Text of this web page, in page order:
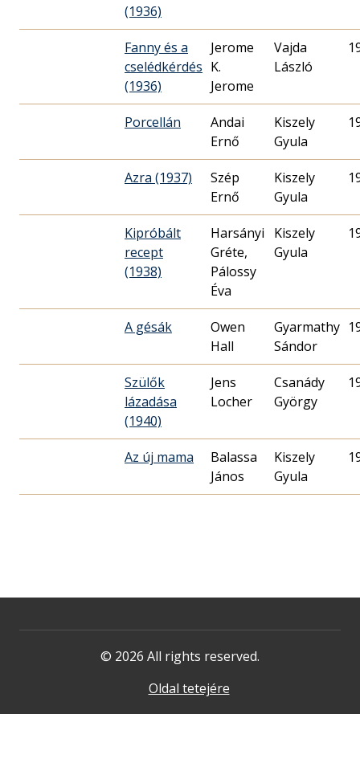
(1936)
Fanny és a
cselédkérdés
(1936)
Jerome
K.
Jerome
Vajda
László
Porcellán
Andai
Ernő
Kiszely
Gyula
Azra (1937)
Szép
Ernő
Kiszely
Gyula
Kipróbált
recept
(1938)
Harsányi
Gréte,
Pálossy
Éva
Kiszely
Gyula
A gésák
Owen
Hall
Gyarmathy
Sándor
Szülők
lázadása
(1940)
Jens
Locher
Csanády
György
Az új mama
Balassa
János
Kiszely
Gyula
© 2026 All rights reserved.
Oldal tetejére